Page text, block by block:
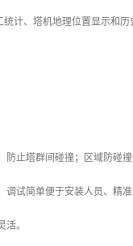
计、塔机地理位置显示和
止塔群间碰撞；区域防碰撞
试简单便于安装人员、精准
。